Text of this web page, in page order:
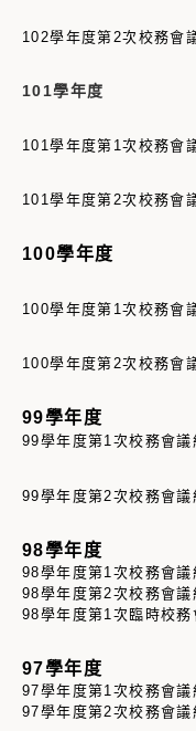
102學年度第2次校務會
101學年度
101學年度第1次校務會
101學年度第2次校務
100學年度
100學年度第1次校務會
100學年度第2次校務會
99學年度
99學年度第1次校務會
99學年度第2次校務會
98學年度
98學年度第1次校務會
98學年度第2次校務會
98學年度第1次臨時校
97學年度
97學年度第1次校務會
97學年度第2次校務會